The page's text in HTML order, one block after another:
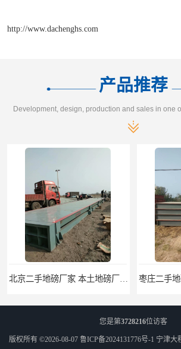
http://www.dachenghs.com
产品推荐
您是第3728216位访客
版权所有 ©2026-08-07 鲁ICP备2024131776号-1 宁津大